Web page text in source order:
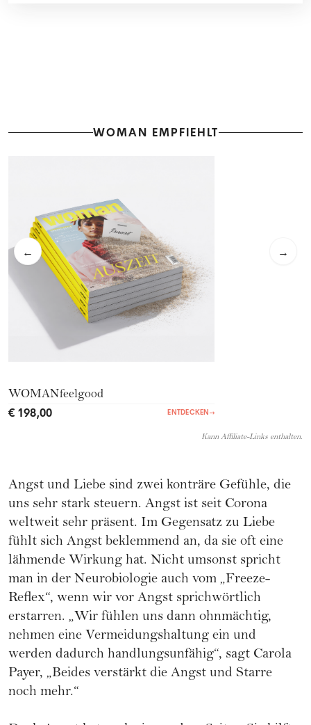
WOMAN EMPFIEHLT
← →
WOMANfeelgood
€ 198,00 ENTDECKEN →
Kann Affiliate-Links enthalten.
Angst und Liebe sind zwei konträre Gefühle, die
uns sehr stark steuern. Angst ist seit Corona
weltweit sehr präsent. Im Gegensatz zu Liebe
fühlt sich Angst beklemmend an, da sie oft eine
lähmende Wirkung hat. Nicht umsonst spricht
man in der Neurobiologie auch vom „Freeze-
Reflex“, wenn wir vor Angst sprichwörtlich
erstarren. „Wir fühlen uns dann ohnmächtig,
nehmen eine Vermeidungshaltung ein und
werden dadurch handlungsunfähig“, sagt Carola
Payer, „Beides verstärkt die Angst und Starre
noch mehr.“